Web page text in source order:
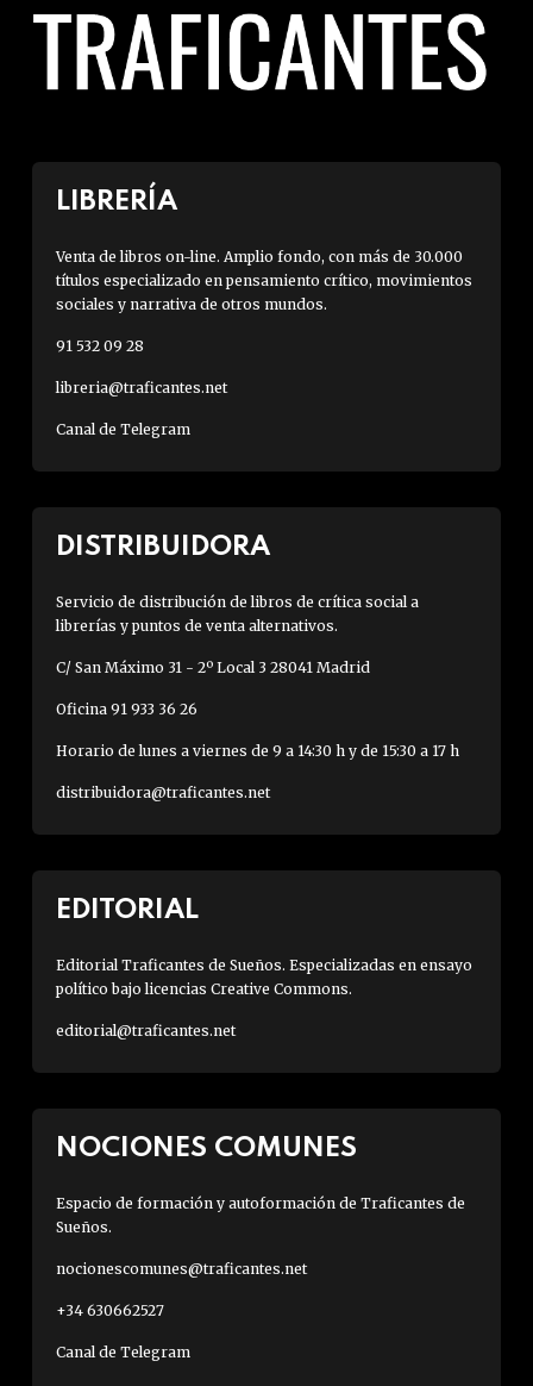
LIBRERÍA
Venta de libros on-line. Amplio fondo, con más de 30.000
títulos especializado en pensamiento crítico, movimientos
sociales y narrativa de otros mundos.
91 532 09 28
libreria@traficantes.net
Canal de Telegram
DISTRIBUIDORA
Servicio de distribución de libros de crítica social a
librerías y puntos de venta alternativos.
C/ San Máximo 31 - 2º Local 3 28041 Madrid
Oficina 91 933 36 26
Horario de lunes a viernes de 9 a 14:30 h y de 15:30 a 17 h
distribuidora@traficantes.net
EDITORIAL
Editorial Traficantes de Sueños. Especializadas en ensayo
político bajo licencias Creative Commons.
editorial@traficantes.net
NOCIONES COMUNES
Espacio de formación y autoformación de Traficantes de
Sueños.
nocionescomunes@traficantes.net
+34 630662527
Canal de Telegram